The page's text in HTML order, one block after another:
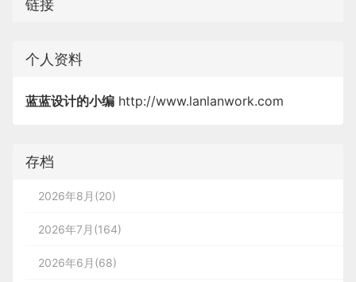
链接
个人资料
蓝蓝设计的小编 http://www.lanlanwork.com
存档
2026年8月(20)
2026年7月(164)
2026年6月(68)